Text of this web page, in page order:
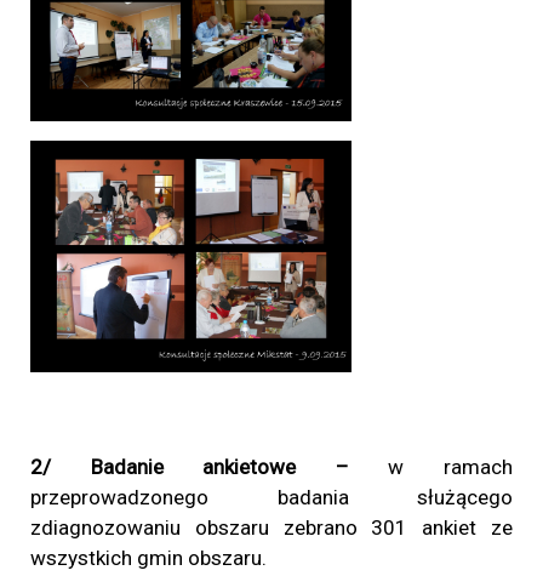
2/ Badanie ankietowe –w ramach
przeprowadzonego badania służącego
zdiagnozowaniu obszaru zebrano 301 ankiet ze
wszystkich gmin obszaru.